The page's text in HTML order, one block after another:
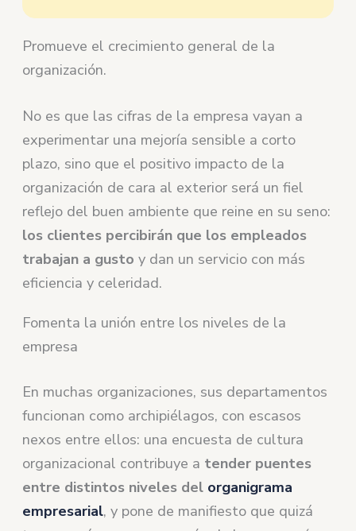
Promueve el crecimiento general de la
organización.
No es que las cifras de la empresa vayan a
experimentar una mejoría sensible a corto
plazo, sino que el positivo impacto de la
organización de cara al exterior será un fiel
reflejo del buen ambiente que reine en su seno:
los clientes percibirán que los empleados
trabajan a gusto y dan un servicio con más
eficiencia y celeridad.
Fomenta la unión entre los niveles de la
empresa
En muchas organizaciones, sus departamentos
funcionan como archipiélagos, con escasos
nexos entre ellos: una encuesta de cultura
organizacional contribuye a tender puentes
entre distintos niveles del organigrama
empresarial, y pone de manifiesto que quizá